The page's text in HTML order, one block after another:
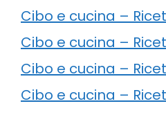
Cibo e cucina –
Cibo e cucina –
Cibo e cucina –
Cibo e cucina –